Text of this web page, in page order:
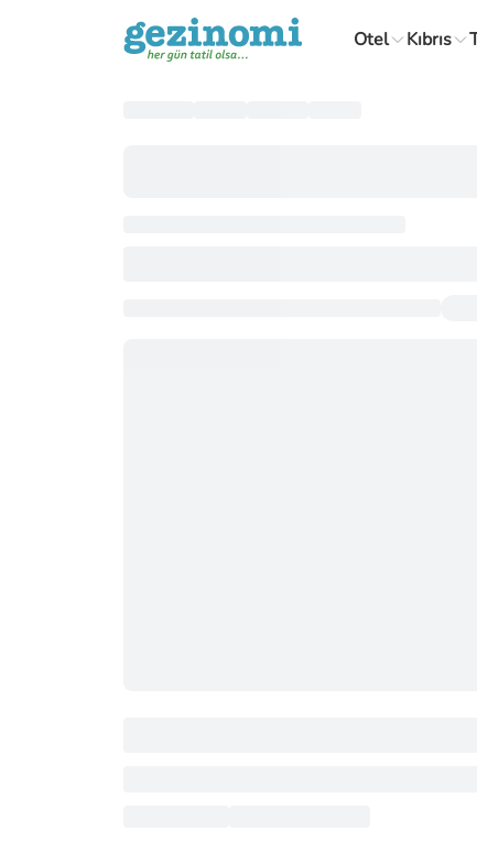
Otel Kıbrıs